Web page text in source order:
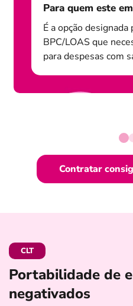
Para quem este
É a opção
BPC/LOAS que
para despesas com
Contratar
CLT
Portabilidade de
negativados